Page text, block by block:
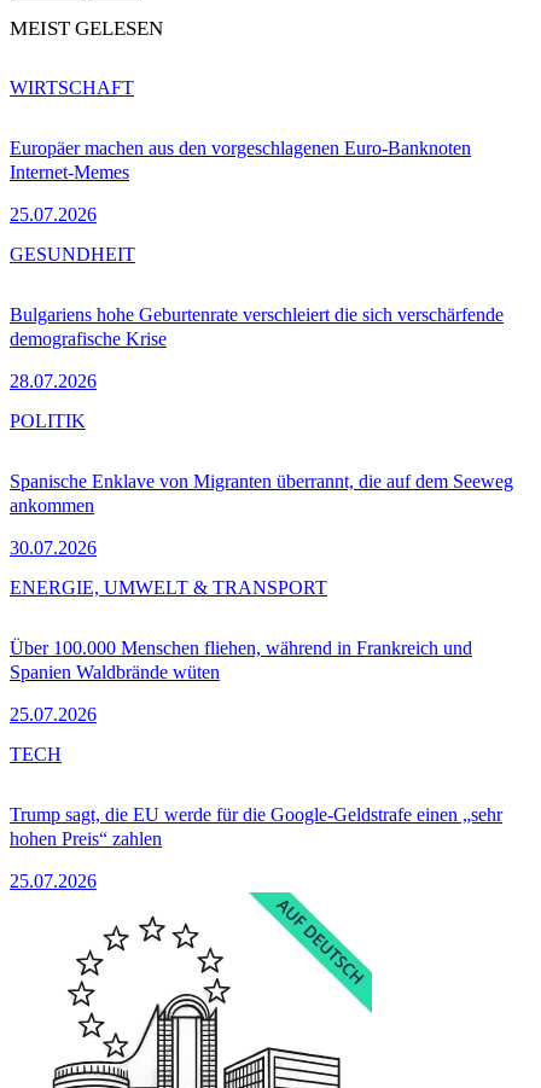
MEIST GELESEN
Europäer machen aus den vorgeschlagenen Euro-Banknoten
Internet-Memes
25.07.2026
WIRTSCHAFT
Bulgariens hohe Geburtenrate verschleiert die sich verschärfende
demografische Krise
28.07.2026
GESUNDHEIT
Spanische Enklave von Migranten überrannt, die auf dem Seeweg
ankommen
30.07.2026
POLITIK
Über 100.000 Menschen fliehen, während in Frankreich und
Spanien Waldbrände wüten
25.07.2026
ENERGIE, UMWELT & TRANSPORT
Trump sagt, die EU werde für die Google-Geldstrafe einen „sehr
hohen Preis“ zahlen
25.07.2026
TECH